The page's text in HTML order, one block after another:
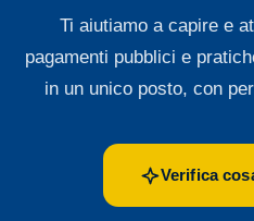
Ti aiutiamo a capire e
pagamenti pubblici e
in un unico posto, con
Verifica